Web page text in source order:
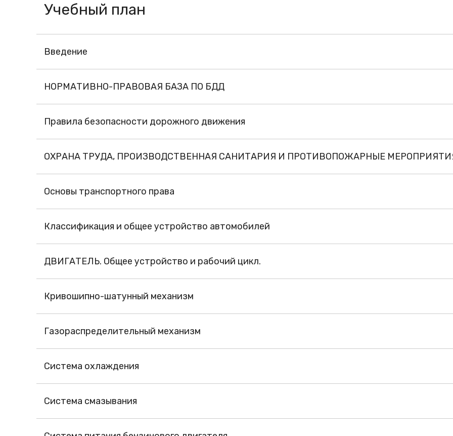
Учебный план
Введение
НОРМАТИВНО-ПРАВОВАЯ БАЗА ПО БДД
Правила безопасности дорожного движения
ОХРАНА ТРУДА, ПРОИЗВОДСТВЕННАЯ САНИТАРИЯ И ПРОТИВОПОЖАРНЫЕ
Основы транспортного права
Классификация и общее устройство автомобилей
ДВИГАТЕЛЬ. Общее устройство и рабочий цикл.
Кривошипно-шатунный механизм
Газораспределительный механизм
Система охлаждения
Система смазывания